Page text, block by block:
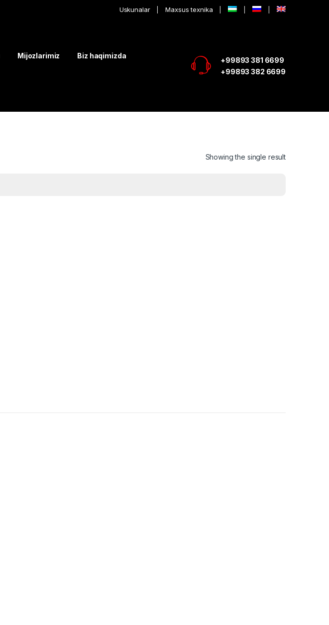
Uskunalar Maxsus texnika
Mijozlarimiz Biz haqimizda
+99893 381 6699
+99893 382 6699
Showing the single result